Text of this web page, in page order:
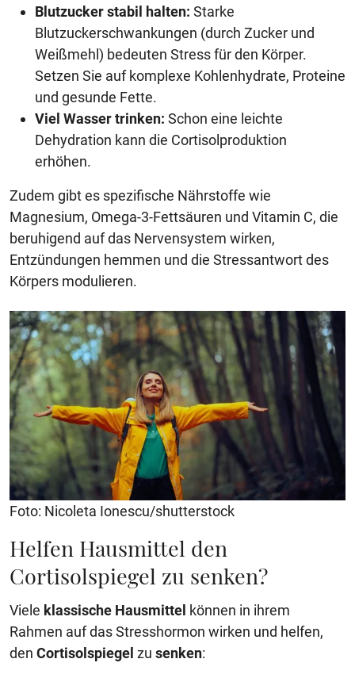
Blutzucker stabil halten: Starke
Blutzuckerschwankungen (durch Zucker und
Weißmehl) bedeuten Stress für den Körper.
Setzen Sie auf komplexe Kohlenhydrate, Proteine
und gesunde Fette.
Viel Wasser trinken: Schon eine leichte
Dehydration kann die Cortisolproduktion
erhöhen.
Zudem gibt es spezifische Nährstoffe wie
Magnesium, Omega-3-Fettsäuren und Vitamin C, die
beruhigend auf das Nervensystem wirken,
Entzündungen hemmen und die Stressantwort des
Körpers modulieren.
Foto: Nicoleta Ionescu/shutterstock
Helfen Hausmittel den
Cortisolspiegel zu senken?
Viele klassische Hausmittel können in ihrem
Rahmen auf das Stresshormon wirken und helfen,
den Cortisolspiegel zu senken: